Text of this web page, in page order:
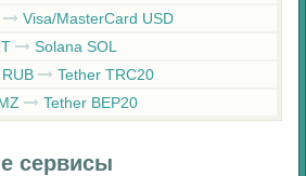
Visa/MasterCard USD
Solana SOL
Tether TRC20
Tether BEP20
сервисы